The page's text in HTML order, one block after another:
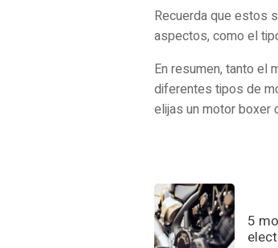
Recuerda que estos
aspectos, como el
En resumen, tanto el
diferentes tipos de
elijas un motor boxer
5